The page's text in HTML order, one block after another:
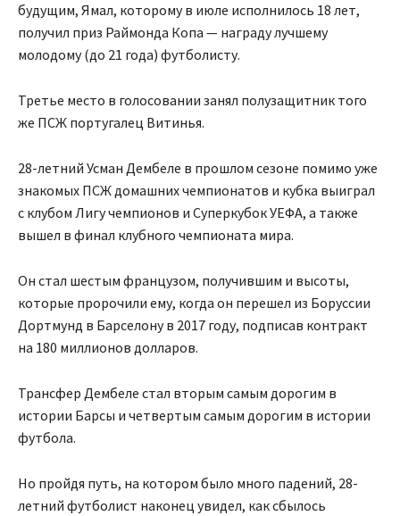
будущим, Ямал, которому в июле исполнилось 18 лет,
получил приз Раймонда Копа — награду лучшему
молодому (до 21 года) футболисту.
Третье место в голосовании занял полузащитник того
же ПСЖ португалец Витинья.
28-летний Усман Дембеле в прошлом сезоне помимо уже
знакомых ПСЖ домашних чемпионатов и кубка выиграл
с клубом Лигу чемпионов и Суперкубок УЕФА, а также
вышел в финал клубного чемпионата мира.
Он стал шестым французом, получившим и высоты,
которые пророчили ему, когда он перешел из Боруссии
Дортмунд в Барселону в 2017 году, подписав контракт
на 180 миллионов долларов.
Трансфер Дембеле стал вторым самым дорогим в
истории Барсы и четвертым самым дорогим в истории
футбола.
Но пройдя путь, на котором было много падений, 28-
летний футболист наконец увидел, как сбылось